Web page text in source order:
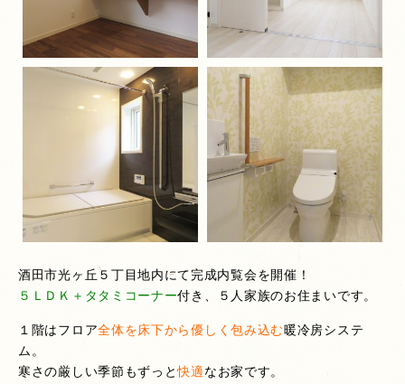
酒田市光ヶ丘５丁目地内にて完成内覧会を開催！
５ＬＤＫ＋タタミコーナー付き、５人家族のお住まいです。
１階はフロア全体を床下から優しく包み込む暖冷房システ
ム。
寒さの厳しい季節もずっと快適なお家です。